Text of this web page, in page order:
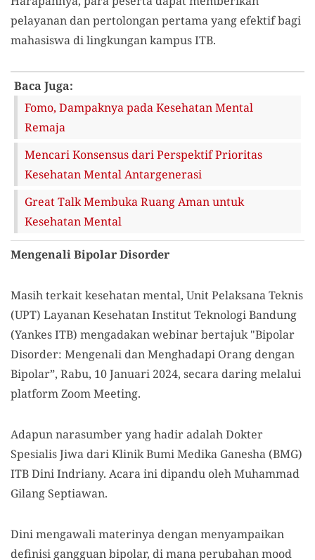
pelayanan dan pertolongan pertama yang efektif bagi
mahasiswa di lingkungan kampus ITB.
Baca Juga:
Fomo, Dampaknya pada Kesehatan Mental
Remaja
Mencari Konsensus dari Perspektif Prioritas
Kesehatan Mental Antargenerasi
Great Talk Membuka Ruang Aman untuk
Kesehatan Mental
Mengenali Bipolar Disorder
Masih terkait kesehatan mental, Unit Pelaksana Teknis
(UPT) Layanan Kesehatan Institut Teknologi Bandung
(Yankes ITB) mengadakan webinar bertajuk "Bipolar
Disorder: Mengenali dan Menghadapi Orang dengan
Bipolar”, Rabu, 10 Januari 2024, secara daring melalui
platform Zoom Meeting.
Adapun narasumber yang hadir adalah Dokter
Spesialis Jiwa dari Klinik Bumi Medika Ganesha (BMG)
ITB Dini Indriany. Acara ini dipandu oleh Muhammad
Gilang Septiawan.
Dini mengawali materinya dengan menyampaikan
definisi gangguan bipolar, di mana perubahan mood